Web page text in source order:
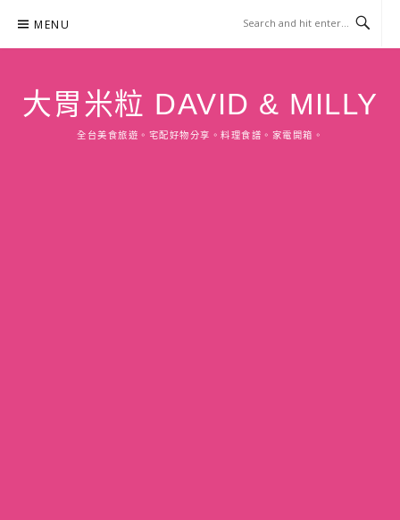
content
MENU
大胃米粒 DAVID & MILLY
全台美食旅遊。宅配好物分享。料理食譜。家電開箱。